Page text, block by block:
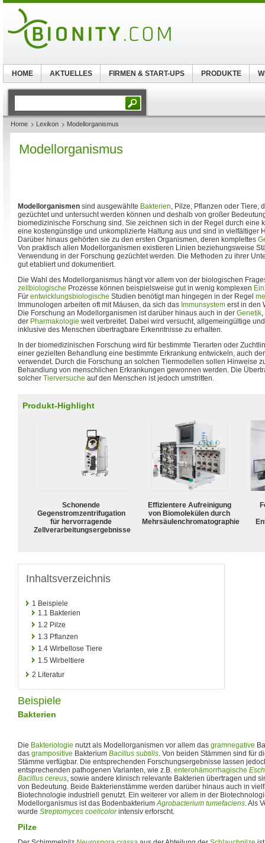
Home Lexikon Modellorganismus
Modellorganismus
Modellorganismen sind ausgewählte Bakterien, Pilze, Pflanzen oder Tiere,
gezüchtet und untersucht werden können und deshalb von großer
biomedizinische Forschung sind. Sie zeichnen sich in der Regel durch eine
eine kostengünstige und unkomplizierte Haltung aus und sind in vielfältiger
Darüber hinaus gehörten sie zu den ersten Organismen, deren komplettes
Von praktisch allen Modellorganismen existieren Linien beziehungsweise
Verwendung in der Forschung gezüchtet werden. Die Methoden zu ihrer
gut etabliert und dokumentiert.
Die Wahl des Modellorganismus hängt vor allem von der biologischen
zellbiologische Prozesse können beispielsweise gut in wenig komplexen
Für entwicklungsbiologische Studien benötigt man hingegen in der Regel
Immunologen arbeiten oft mit Mäusen, da sich das Immunsystem erst in den
Die Forschung an Modellorganismen ist darüber hinaus auch in der Genetik
der Pharmakologie weit verbreitet. Dabei wird versucht, allgemeingültige
inklusive des Menschen übertragbare Erkenntnisse zu erhalten.
In der biomedizinischen Forschung wird für bestimmte Tierarten oder
einer gezielten Behandlung eine bestimmte Erkrankung entwickeln, auch
verwendet. Durch die Forschung an solchen Tiermodellen sollen Hinweise
Behandlung von menschlichen Erkrankungen gewonnen werden. Die
solcher Tierversuche auf den Menschen ist jedoch umstritten.
Produkt-Highlight
Schonende
Gegenstromzentrifugation
für hervorragende
Zellverarbeitungsergebnisse
Effizientere Aufreinigung
von Biomolekülen durch
Mehrsäulenchromatographie
Inhaltsverzeichnis
1 Beispiele
1.1 Bakterien
1.2 Pilze
1.3 Pflanzen
1.4 Wirbellose Tiere
1.5 Wirbeltiere
2 Literatur
Beispiele
Bakterien
Die Bakteriologie nutzt als Modellorganismen vor allem das gramnegative
das grampositive Bakterium Bacillus subtilis. Von beiden Stämmen sind für
Stämme verfügbar. Die entsprechenden Forschungsergebnisse lassen
entsprechenden pathogenen Varianten, wie z.B. enterohämorrhagische
Bacillus cereus, sowie andere klinisch relevante Bakterien übertragen und
von Bedeutung. Beide Bakterienstämme werden darüber hinaus auch in
Biotechnologie industriell genutzt. Ein weiterer vor allem in der
Modellorganismus ist das BodenbakteriumAgrobacterium tumefaciens. Als
wurde Streptomyces coelicolorintensiv erforscht.
Pilze
HOME AKTUELLES FIRMEN & START-UPS PRODUKTE